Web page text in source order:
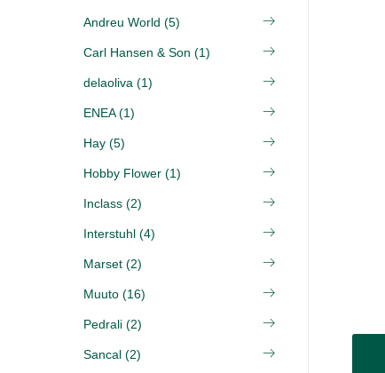
Andreu World (5)
Carl Hansen & Son (1)
delaoliva (1)
ENEA (1)
Hay (5)
Hobby Flower (1)
Inclass (2)
Interstuhl (4)
Marset (2)
Muuto (16)
Pedrali (2)
Sancal (2)